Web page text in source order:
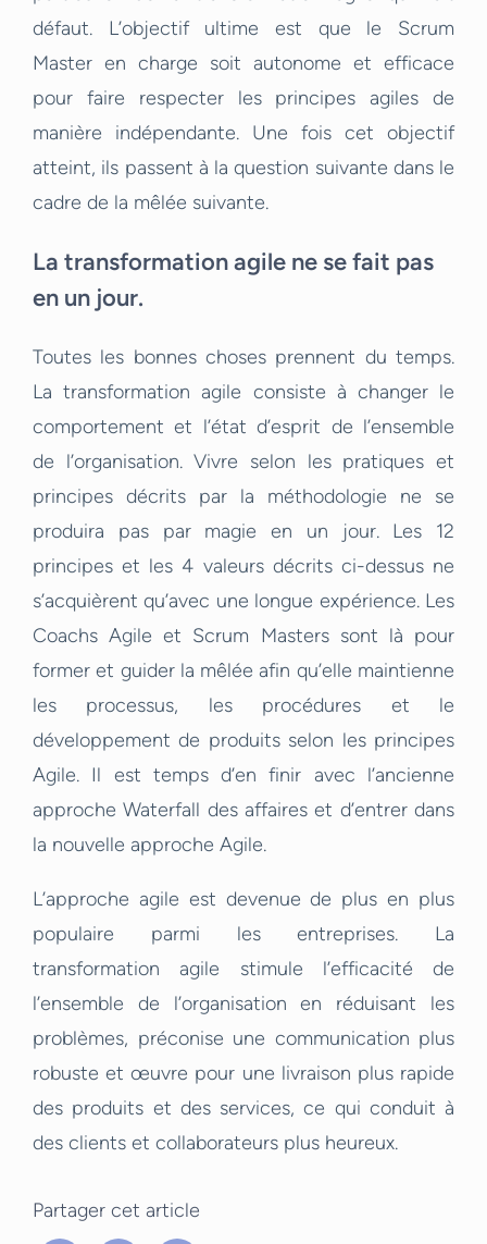
défaut. L’objectif ultime est que le Scrum
Master en charge soit autonome et efficace
pour faire respecter les principes agiles de
manière indépendante. Une fois cet objectif
atteint, ils passent à la question suivante dans le
cadre de la mêlée suivante.
La transformation agile ne se fait pas
en un jour.
Toutes les bonnes choses prennent du temps.
La transformation agile consiste à changer le
comportement et l’état d’esprit de l’ensemble
de l’organisation. Vivre selon les pratiques et
principes décrits par la méthodologie ne se
produira pas par magie en un jour. Les 12
principes et les 4 valeurs décrits ci-dessus ne
s’acquièrent qu’avec une longue expérience. Les
Coachs Agile et Scrum Masters sont là pour
former et guider la mêlée afin qu’elle maintienne
les processus, les procédures et le
développement de produits selon les principes
Agile. Il est temps d’en finir avec l’ancienne
approche Waterfall des affaires et d’entrer dans
la nouvelle approche Agile.
L’approche agile est devenue de plus en plus
populaire parmi les entreprises. La
transformation agile stimule l’efficacité de
l’ensemble de l’organisation en réduisant les
problèmes, préconise une communication plus
robuste et œuvre pour une livraison plus rapide
des produits et des services, ce qui conduit à
des clients et collaborateurs plus heureux.
Partager cet article